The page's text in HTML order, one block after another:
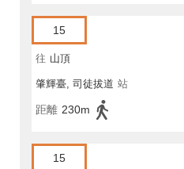
15
往 山頂
肇輝臺, 司徒拔道 站
距離 230m
15